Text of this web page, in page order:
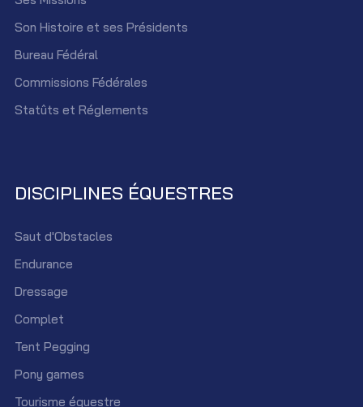
Son Histoire et ses Présidents
Bureau Fédéral
Commissions Fédérales
Statûts et Réglements
DISCIPLINES ÉQUESTRES
Saut d'Obstacles
Endurance
Dressage
Complet
Tent Pegging
Pony games
Tourisme équestre